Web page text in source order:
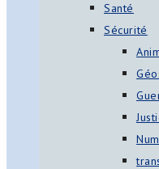
Santé
Sécurité